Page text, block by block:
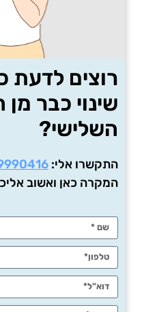
רוצים לדעת
שינוי כבר
השלישי?
התקשרו אלי:
המקרה כאן ואשוב